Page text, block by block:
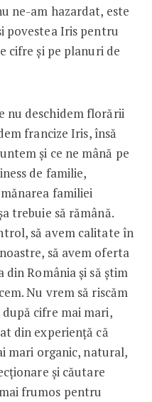
ne-am hazardat, este
povestea Iris pentru
cifre și pe planuri de
nu deschidem florării
francize Iris, însă
și ce ne mână pe
de familie,
familiei
trebuie să rămână.
să avem calitate în
să avem oferta
România și să știm
Nu vrem să riscăm
cifre mai mari,
din experiență că
mari organic, natural,
și căutare
frumos pentru